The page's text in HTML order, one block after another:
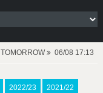
TOMORROW 06/08 17:13
2022/23 2021/22